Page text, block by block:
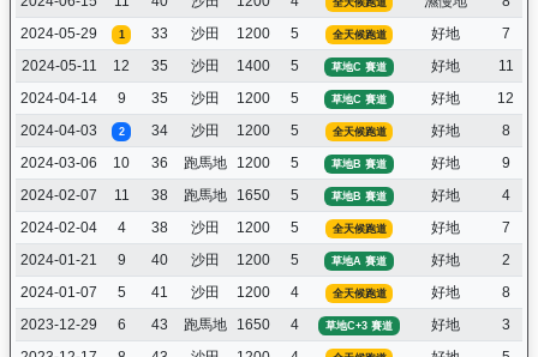
2024-05-29
1 33 沙田 1200 5 全天候跑道 好地 7
2024-05-11
12 35 沙田 1400 5 草地C 賽道 好地 11
2024-04-14
9 35 沙田 1200 5 草地C 賽道 好地 12
2024-04-03
2 34 沙田 1200 5 全天候跑道 好地 8
2024-03-06
10 36 跑馬地 1200 5 草地B 賽道 好地 9
2024-02-07
11 38 跑馬地 1650 5 草地B 賽道 好地 4
2024-02-04
4 38 沙田 1200 5 全天候跑道 好地 7
2024-01-21
9 40 沙田 1200 5 草地A 賽道 好地 2
2024-01-07
5 41 沙田 1200 4 全天候跑道 好地 8
2023-12-29
6 43 跑馬地 1650 4 草地C+3 賽道 好地 3